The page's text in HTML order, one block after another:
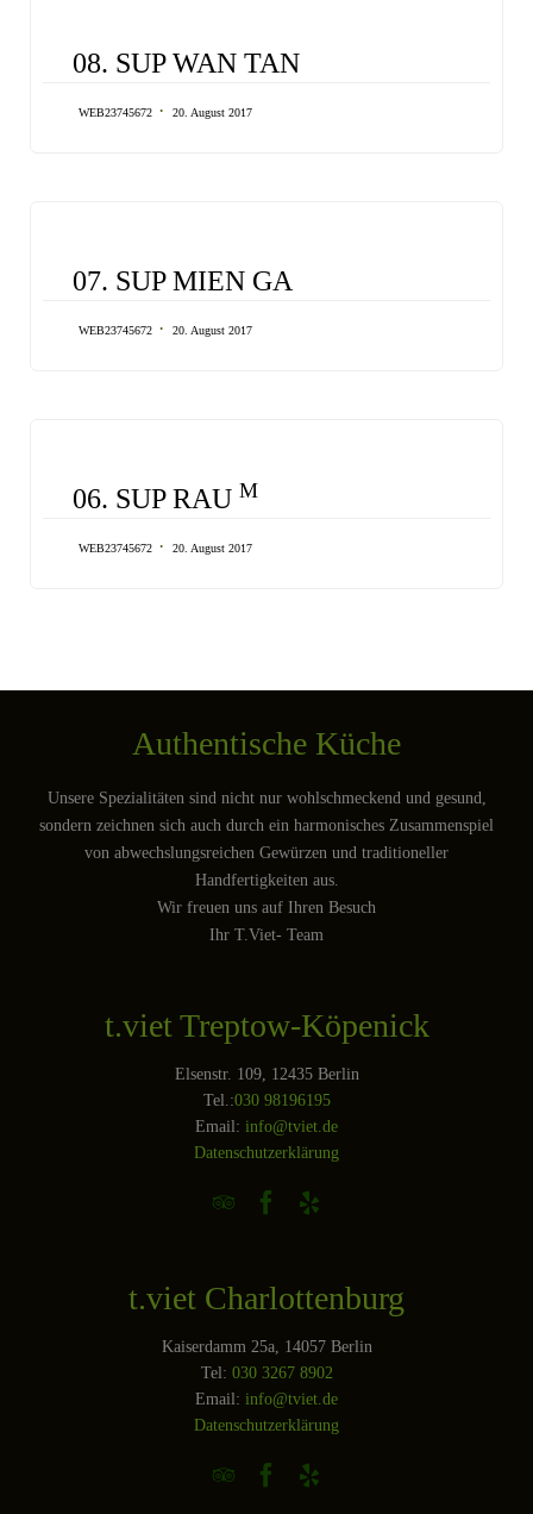
08. SUP WAN TAN
WEB23745672 20. August 2017
07. SUP MIEN GA
WEB23745672 20. August 2017
06. SUP RAU M
WEB23745672 20. August 2017
Authentische Küche
Unsere Spezialitäten sind nicht nur wohlschmeckend und gesund,
sondern zeichnen sich auch durch ein harmonisches Zusammenspiel
von abwechslungsreichen Gewürzen und traditioneller
Handfertigkeiten aus.
Wir freuen uns auf Ihren Besuch
Ihr T.Viet- Team
t.viet Treptow-Köpenick
Elsenstr. 109, 12435 Berlin
Tel.:030 98196195
Email: info@tviet.de
Datenschutzerklärung
  
t.viet Charlottenburg
Kaiserdamm 25a, 14057 Berlin
Tel: 030 3267 8902
Email: info@tviet.de
Datenschutzerklärung
  